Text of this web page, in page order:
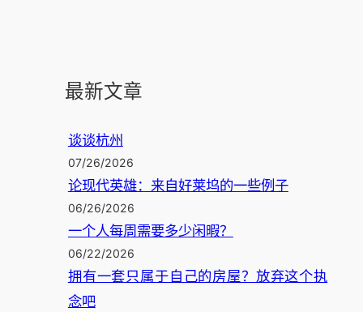
最新文章
谈谈杭州
07/26/2026
论现代英雄：来自好莱坞的一些例子
06/26/2026
一个人每周需要多少闲暇？
06/22/2026
拥有一套只属于自己的房屋？放弃这个执
念吧